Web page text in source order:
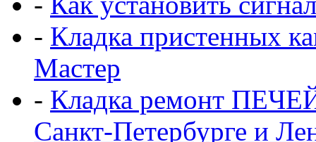
- Кладка пристенных
Мастер
- Кладка ремонт
Санкт-Петербурге и